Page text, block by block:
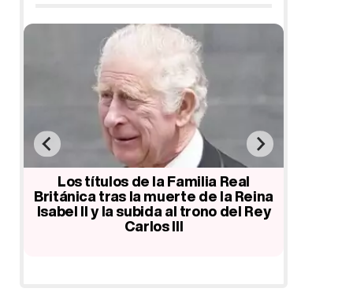
Los títulos de la Familia Real
Británica tras la muerte de la Reina
Isabel II y la subida al trono del Rey
Carlos III